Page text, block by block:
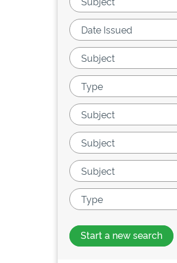
Start a new search